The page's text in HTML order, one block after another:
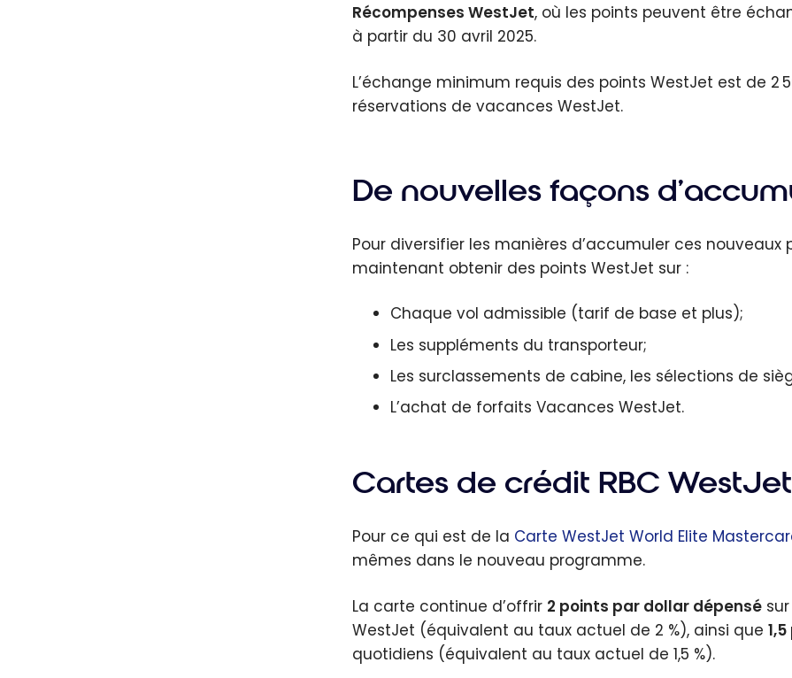
Récompenses WestJet, où les points peuvent être
à partir du 30 avril 2025.
L’échange minimum requis des points WestJet est de 2
réservations de vacances WestJet.
De nouvelles façons
Pour diversifier les manières d’accumuler ces
maintenant obtenir des points WestJet sur :
Chaque vol admissible (tarif de base et plus);
Les suppléments du transporteur;
Les surclassements de cabine, les sélections de
L’achat de forfaits Vacances WestJet.
Cartes de crédit RBC WestJet
Pour ce qui est de la Carte WestJet World Elite
mêmes dans le nouveau programme.
La carte continue d’offrir 2 points par dollar dépensé
WestJet (équivalent au taux actuel de 2 %), ainsi que
quotidiens (équivalent au taux actuel de 1,5 %).